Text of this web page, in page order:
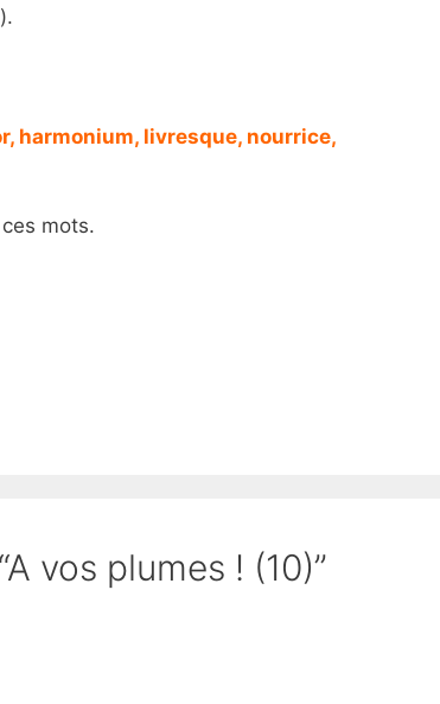
harmonium, livresque, nourrice,
mots.
vos plumes ! (10)”